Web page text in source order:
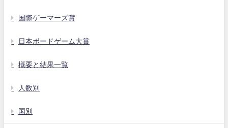
国際ゲーマーズ賞
日本ボードゲーム大賞
概要と結果一覧
人数別
国別